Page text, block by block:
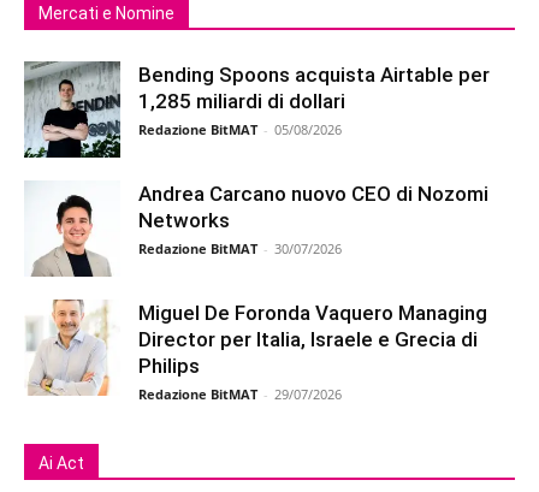
Mercati e Nomine
Bending Spoons acquista Airtable per
1,285 miliardi di dollari
Redazione BitMAT - 05/08/2026
Andrea Carcano nuovo CEO di Nozomi
Networks
Redazione BitMAT - 30/07/2026
Miguel De Foronda Vaquero Managing
Director per Italia, Israele e Grecia di
Philips
Redazione BitMAT - 29/07/2026
Ai Act